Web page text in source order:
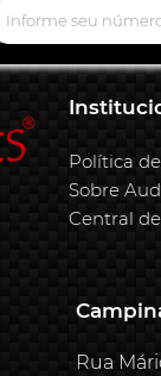
Política
Sobre
Central
Rua